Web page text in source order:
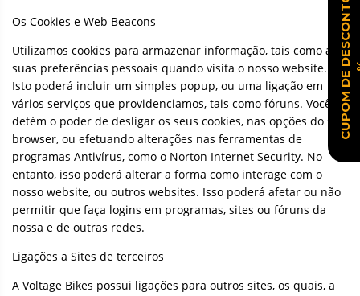
Os Cookies e Web Beacons
Utilizamos cookies para armazenar informação, tais como as
suas preferências pessoais quando visita o nosso website.
Isto poderá incluir um simples popup, ou uma ligação em
vários serviços que providenciamos, tais como fóruns. Você
detém o poder de desligar os seus cookies, nas opções do seu
browser, ou efetuando alterações nas ferramentas de
programas Antivírus, como o Norton Internet Security. No
entanto, isso poderá alterar a forma como interage com o
nosso website, ou outros websites. Isso poderá afetar ou não
permitir que faça logins em programas, sites ou fóruns da
nossa e de outras redes.
Ligações a Sites de terceiros
A Voltage Bikes possui ligações para outros sites, os quais, a
C
U
P
O
M
D
E
D
E
S
C
O
N
T
O